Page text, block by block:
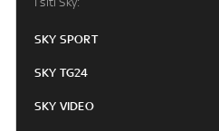
SKY SPORT
SKY TG24
SKY VIDEO